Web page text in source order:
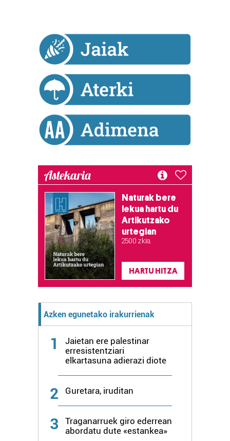
Lortu zure datu pertsonalak prozesatzeko moduari
buruzko informazio gehiago eta ezarri zure lehentasunak
datuen atalean. Edozein unetan alda edo ken dezakezu
zure baimena Cookieen adierazpenean.
Webgune honek cookie propioak eta hirugarrenen cookie-
fitxategiak erabiltzen ditu. Zure esperientzia eta
zerbitzuak hobetzeko asmoz, cookie teknologiaz
erabiltzeko baimen esplizitua ematen diguzu.Gehiago
Astekaria
Naturak bere
lekua hartu du
Artikutzako
urtegian
2.500 zkia.
HARTU HITZA
Azken egunetako irakurrienak
1
Jaietan ere palestinar
erresistentziari
elkartasuna adierazi diote
2 Guretara, iruditan
3
Traganarruek giro ederrean
abordatu dute «estankea»